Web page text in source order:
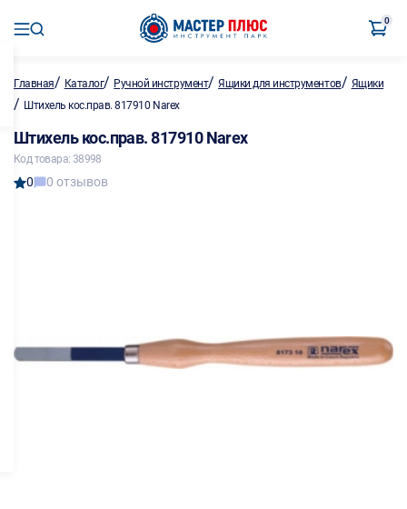
0
Главная/ Каталог/ Ручной инструмент/Ящики для инструментов/ Ящики
/ Штихель кос.прав. 817910 Narex
Штихель кос.прав. 817910 Narex
Код товара: 38998
0 0 отзывов